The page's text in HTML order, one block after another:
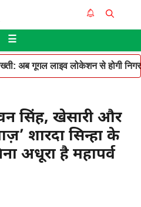
☰
अब गूगल लाइव लोकेशन से होगी
सिंह, खेसारी और
शारदा सिन्हा के
अधूरा है महापर्व